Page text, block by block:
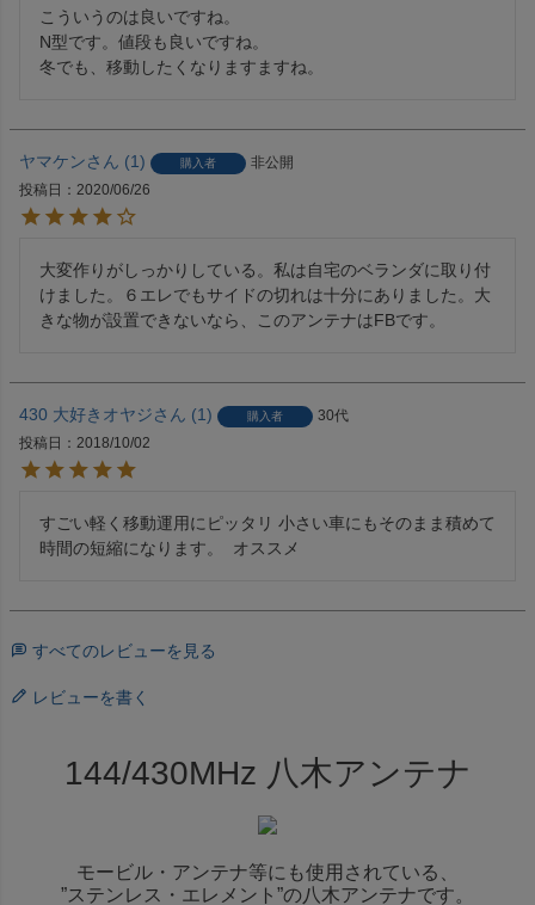
こういうのは良いですね。
N型です。値段も良いですね。
冬でも、移動したくなりますますね。
ヤマケン 1 購入者
非公開
投稿日
2020/06/26
大変作りがしっかりしている。私は自宅のベランダに取り付
けました。６エレでもサイドの切れは十分にありました。大
きな物が設置できないなら、このアンテナはFBです。
430 大好きオヤジ 1 購入者
30代
投稿日
2018/10/02
すごい軽く移動運用にピッタリ 小さい車にもそのまま積めて
時間の短縮になります。  オススメ
すべてのレビューを見る
レビューを書く
144/430MHz 八木アンテナ
モービル・アンテナ等にも使用されている、
”ステンレス・エレメント”の八木アンテナです。